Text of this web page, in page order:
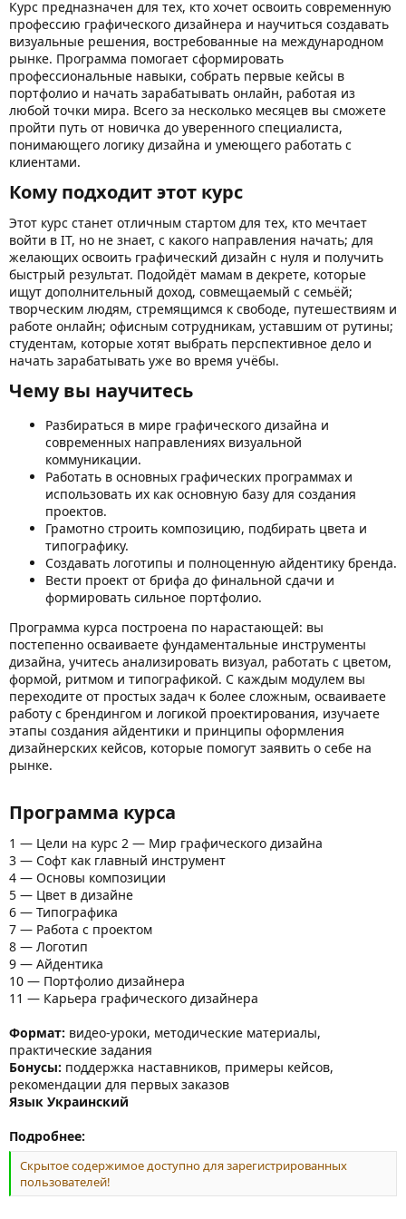
Курс предназначен для тех, кто хочет освоить современную
профессию графического дизайнера и научиться создавать
визуальные решения, востребованные на международном
рынке. Программа помогает сформировать
профессиональные навыки, собрать первые кейсы в
портфолио и начать зарабатывать онлайн, работая из
любой точки мира. Всего за несколько месяцев вы сможете
пройти путь от новичка до уверенного специалиста,
понимающего логику дизайна и умеющего работать с
клиентами.
Кому подходит этот курс​
Этот курс станет отличным стартом для тех, кто мечтает
войти в IT, но не знает, с какого направления начать; для
желающих освоить графический дизайн с нуля и получить
быстрый результат. Подойдёт мамам в декрете, которые
ищут дополнительный доход, совмещаемый с семьёй;
творческим людям, стремящимся к свободе, путешествиям и
работе онлайн; офисным сотрудникам, уставшим от рутины;
студентам, которые хотят выбрать перспективное дело и
начать зарабатывать уже во время учёбы.
Чему вы научитесь​
Разбираться в мире графического дизайна и
современных направлениях визуальной
коммуникации.
Работать в основных графических программах и
использовать их как основную базу для создания
проектов.
Грамотно строить композицию, подбирать цвета и
типографику.
Создавать логотипы и полноценную айдентику бренда.
Вести проект от брифа до финальной сдачи и
формировать сильное портфолио.
Программа курса построена по нарастающей: вы
постепенно осваиваете фундаментальные инструменты
дизайна, учитесь анализировать визуал, работать с цветом,
формой, ритмом и типографикой. С каждым модулем вы
переходите от простых задач к более сложным, осваиваете
работу с брендингом и логикой проектирования, изучаете
этапы создания айдентики и принципы оформления
дизайнерских кейсов, которые помогут заявить о себе на
рынке.
Программа курса​
1 — Цели на курс 2 — Мир графического дизайна
3 — Софт как главный инструмент
4 — Основы композиции
5 — Цвет в дизайне
6 — Типографика
7 — Работа с проектом
8 — Логотип
9 — Айдентика
10 — Портфолио дизайнера
11 — Карьера графического дизайнера
Формат: видео-уроки, методические материалы,
практические задания
Бонусы: поддержка наставников, примеры кейсов,
рекомендации для первых заказов
Язык Украинский
Подробнее:
Скрытое содержимое доступно для зарегистрированных
пользователей!